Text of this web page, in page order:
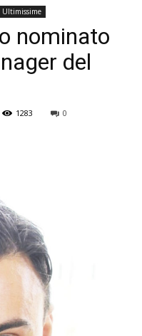
Ultimissime
nominato
del
1283 0